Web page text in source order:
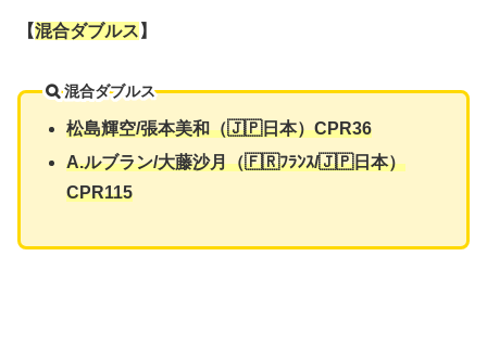
【混合ダブルス 】
混合ダブルス
松島輝空/張本美和（🇯🇵日本）CPR36
A.ルブラン/大藤沙月（🇫🇷ﾌﾗﾝｽ/🇯🇵日本）
CPR115